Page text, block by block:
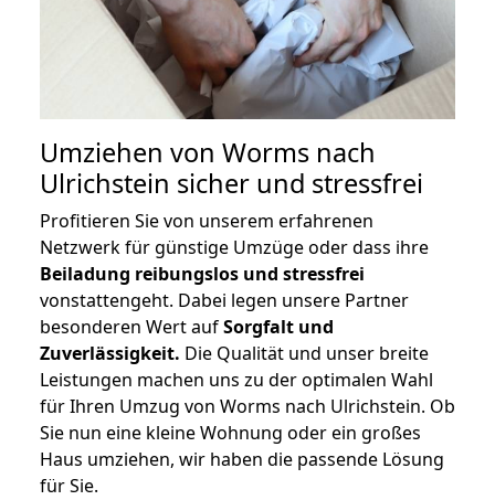
Umziehen von Worms nach
Ulrichstein sicher und stressfrei
Profitieren Sie von unserem erfahrenen
Netzwerk für günstige Umzüge oder dass ihre
Beiladung reibungslos und stressfrei
vonstattengeht. Dabei legen unsere Partner
besonderen Wert aufSorgfalt und
Zuverlässigkeit. Die Qualität und unser breite
Leistungen machen uns zu der optimalen Wahl
für Ihren Umzug von Worms nach Ulrichstein. Ob
Sie nun eine kleine Wohnung oder ein großes
Haus umziehen, wir haben die passende Lösung
für Sie.